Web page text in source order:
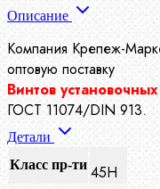
Описание
Компания Крепеж-
оптовую поставку
Винтов
ГОСТ 11074/DIN 913.
Детали
Класс пр-ти 45H